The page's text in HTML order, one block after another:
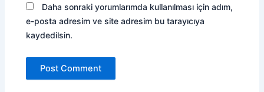
Daha sonraki yorumlarımda kullanılması için adım,
e-posta adresim ve site adresim bu tarayıcıya
kaydedilsin.